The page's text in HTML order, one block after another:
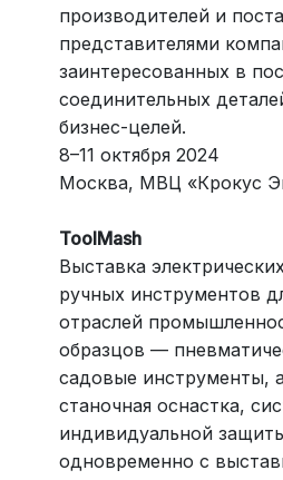
производителей и
представителями
заинтересованных в
соединительных
бизнес-целей.
8–11 октября 2024
Москва, МВЦ «Крокус
ToolMash
Выставка
ручных инструментов
отраслей
образцов —
садовые инструменты,
станочная оснастка,
индивидуальной
одновременно с